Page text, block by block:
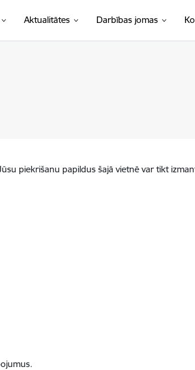
Aktualitātes Darbības jomas
piekrišanu papildus šajā vietnē var tikt